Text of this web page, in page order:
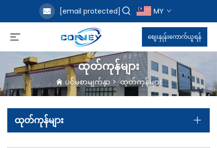
[email protected] MY
စျေးနှုန်းကောက်ယူရန်
ထုတ်ကုန်များ
ပင်မစာမျက်နှာ>ထုတ်ကုန်များ
ထုတ်ကုန်များ